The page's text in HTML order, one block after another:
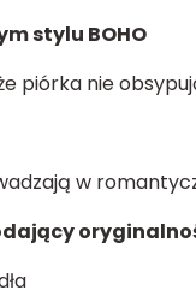
stylu BOHO
piórka nie
w